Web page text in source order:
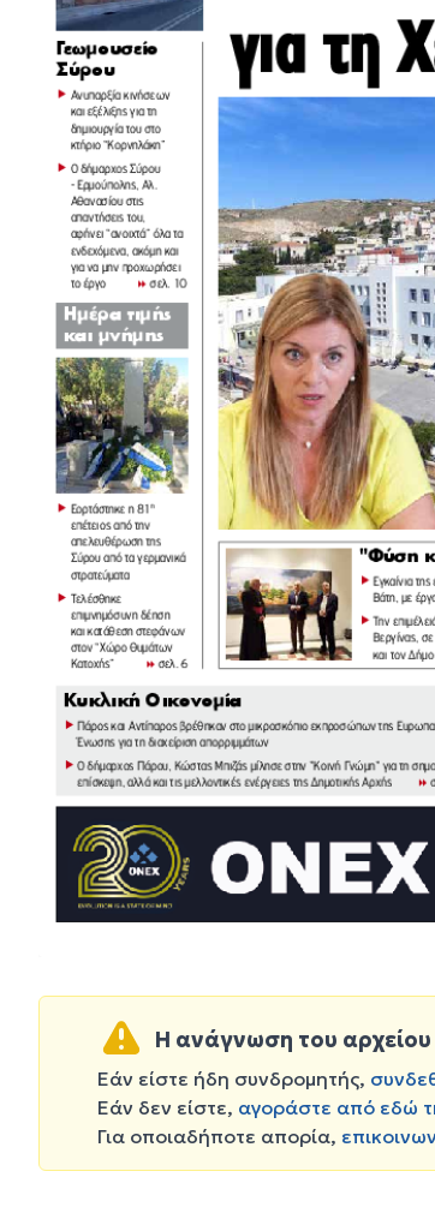
Η ανάγνωση του αρχείου
Εάν είστε ήδη συνδρομητής,
Εάν δεν είστε, αγοράστε από εδώ
Για οποιαδήποτε απορία,